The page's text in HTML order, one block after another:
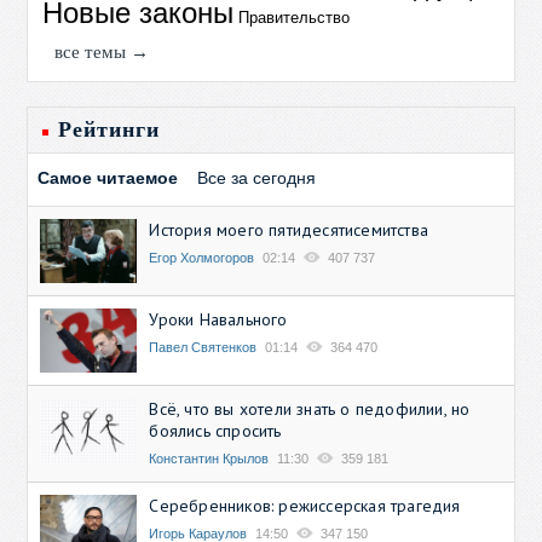
Новые законы Правительство
все темы →
Рейтинги
Самое читаемое Все за сегодня
История моего пятидесятисемитства
Егор Холмогоров 02:14 407 737
Уроки Навального
Павел Святенков 01:14 364 470
Всё, что вы хотели знать о педофилии, но
боялись спросить
Константин Крылов 11:30 359 181
Серебренников: режиссерская трагедия
Игорь Караулов 14:50 347 150